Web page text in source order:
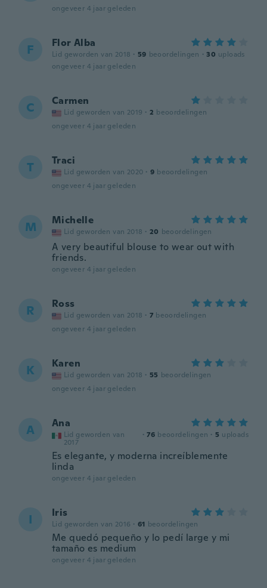
ongeveer 4 jaar geleden
F Flor Alba
Lid geworden van 2018 · 59 beoordelingen · 30 uploads
ongeveer 4 jaar geleden
C Carmen
Lid geworden van 2019 · 2 beoordelingen
ongeveer 4 jaar geleden
T Traci
Lid geworden van 2020 · 9 beoordelingen
ongeveer 4 jaar geleden
M Michelle
Lid geworden van 2018 · 20 beoordelingen
A very beautiful blouse to wear out with
friends.
ongeveer 4 jaar geleden
R Ross
Lid geworden van 2018 · 7 beoordelingen
ongeveer 4 jaar geleden
K Karen
Lid geworden van 2018 · 55 beoordelingen
ongeveer 4 jaar geleden
A Ana
Lid geworden van
2017
· 76 beoordelingen · 5 uploads
Es elegante, y moderna increíblemente
linda
ongeveer 4 jaar geleden
I Iris
Lid geworden van 2016 · 61 beoordelingen
Me quedó pequeño y lo pedí large y mi
tamaño es medium
ongeveer 4 jaar geleden